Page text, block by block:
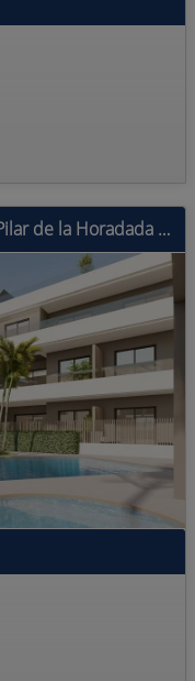
In der charmanten Umgebung von Pilar de la Horadada gelegen, bietet diese Wohnanlage eine Auswahl von 16 Immobilien, darunter Apartments, Erdgeschoss